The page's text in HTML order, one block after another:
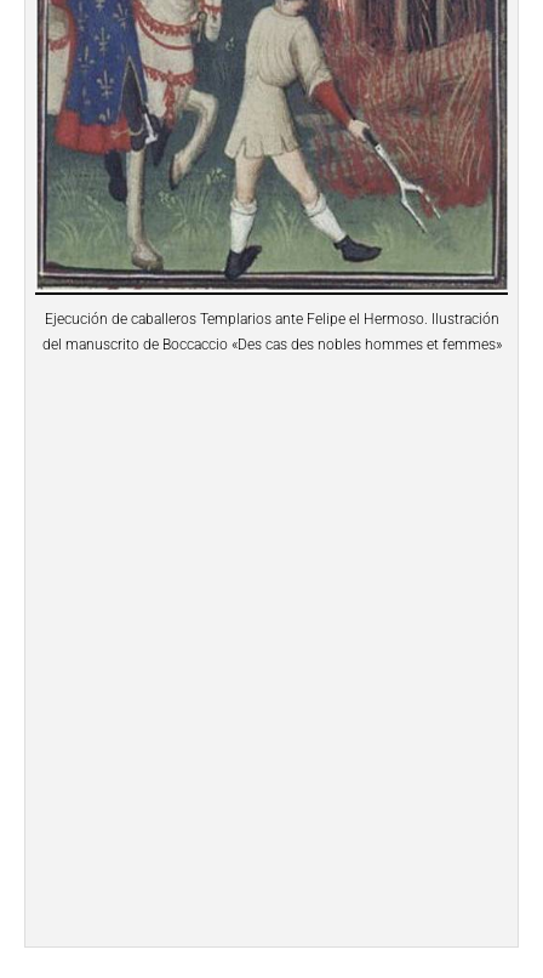
Ejecución de caballeros Templarios ante Felipe el Hermoso. Ilustración
del manuscrito de Boccaccio «Des cas des nobles hommes et femmes»